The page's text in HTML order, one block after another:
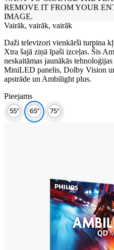
Vairāk, vairāk, vairāk
Daži televizori vienkārši turpina
Xtra šajā ziņā īpaši izceļas. Šis
neskaitāmas jaunākās
MiniLED panelis, Dolby Vision
apstrāde un Ambilight plus.
Pieejams